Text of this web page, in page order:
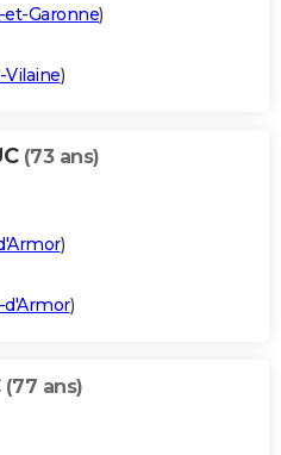
Garonne)
)
(73 ans)
)
d'Armor)
(77 ans)